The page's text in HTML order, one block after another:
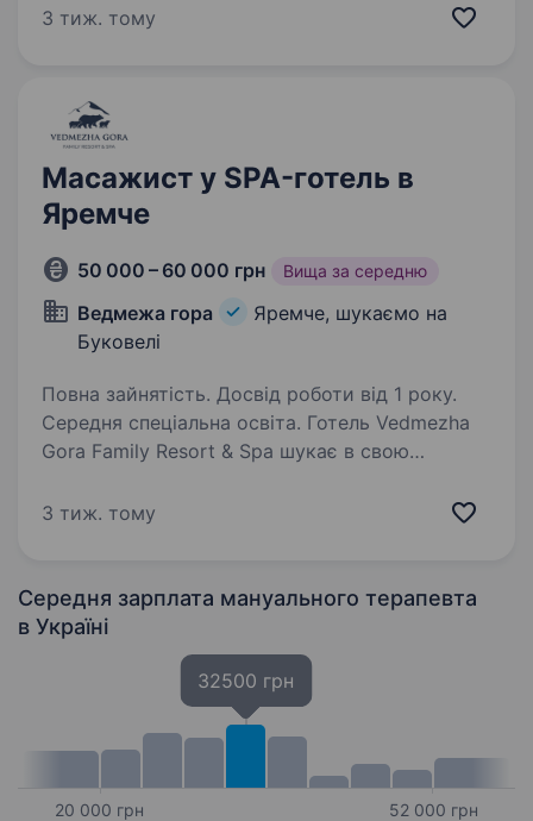
зовнішній вигляд; Дружелюбність
3 тиж. тому
Масажист у SPA-готель в
Яремче
50 000 – 60 000 грн Вища за середню
Ведмежа гора
Яремче, шукаємо на
Буковелі
Повна зайнятість. Досвід роботи від 1 року.
Середня спеціальна освіта. Готель Vedmezha
Gora Family Resort & Spa шукає в свою
високий рівень зарплати ставка + % від
та харчування…
3 тиж. тому
Середня зарплата мануального терапевта
в Україні
20 000 грн
32500 грн
52 000 грн